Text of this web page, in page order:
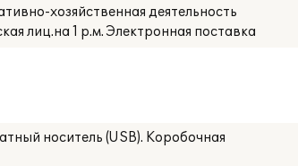
хозяйственная деятельность
лиц.на 1 р.м. Электронная поставка
носитель (USB). Коробочная